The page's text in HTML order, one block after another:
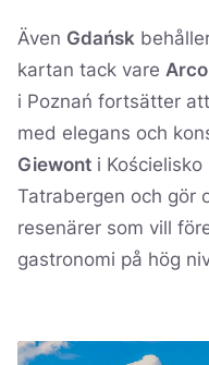
Även Gdańsk
kartan tack vare
i Poznań fortsätter
med elegans och
Giewont i
Tatrabergen och gör
resenärer som vill
gastronomi på hög